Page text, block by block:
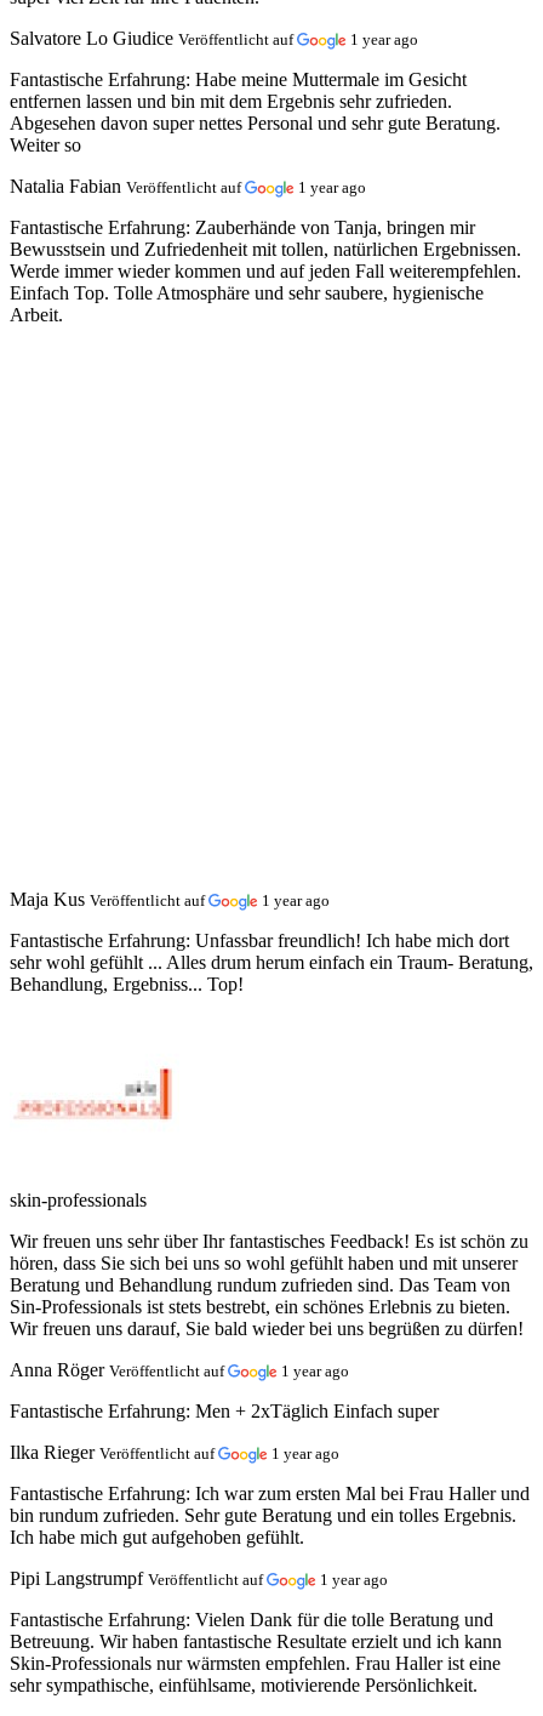
Salvatore Lo Giudice Veröffentlicht auf 1 year ago
Fantastische Erfahrung: Habe meine Muttermale im Gesicht
entfernen lassen und bin mit dem Ergebnis sehr zufrieden.
Abgesehen davon super nettes Personal und sehr gute Beratung.
Weiter so
Natalia Fabian Veröffentlicht auf 1 year ago
Fantastische Erfahrung: Zauberhände von Tanja, bringen mir
Bewusstsein und Zufriedenheit mit tollen, natürlichen Ergebnissen.
Werde immer wieder kommen und auf jeden Fall weiterempfehlen.
Einfach Top. Tolle Atmosphäre und sehr saubere, hygienische
Arbeit.
Maja Kus Veröffentlicht auf 1 year ago
Fantastische Erfahrung: Unfassbar freundlich! Ich habe mich dort
sehr wohl gefühlt ... Alles drum herum einfach ein Traum- Beratung,
Behandlung, Ergebniss... Top!
skin-professionals
Wir freuen uns sehr über Ihr fantastisches Feedback! Es ist schön zu
hören, dass Sie sich bei uns so wohl gefühlt haben und mit unserer
Beratung und Behandlung rundum zufrieden sind. Das Team von
Sin-Professionals ist stets bestrebt, ein schönes Erlebnis zu bieten.
Wir freuen uns darauf, Sie bald wieder bei uns begrüßen zu dürfen!
Anna Röger Veröffentlicht auf 1 year ago
Fantastische Erfahrung: Men + 2xTäglich Einfach super
Ilka Rieger Veröffentlicht auf 1 year ago
Fantastische Erfahrung: Ich war zum ersten Mal bei Frau Haller und
bin rundum zufrieden. Sehr gute Beratung und ein tolles Ergebnis.
Ich habe mich gut aufgehoben gefühlt.
Pipi Langstrumpf Veröffentlicht auf 1 year ago
Fantastische Erfahrung: Vielen Dank für die tolle Beratung und
Betreuung. Wir haben fantastische Resultate erzielt und ich kann
Skin-Professionals nur wärmsten empfehlen. Frau Haller ist eine
sehr sympathische, einfühlsame, motivierende Persönlichkeit.